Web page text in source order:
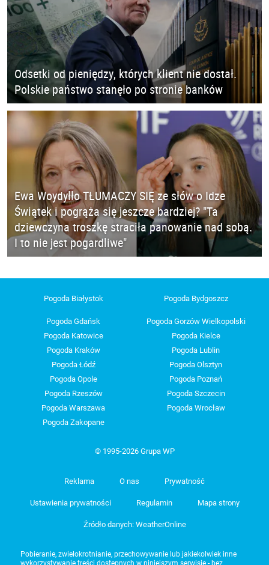
Odsetki od pieniędzy, których klient nie dostał.
Polskie państwo stanęło po stronie banków
Ewa Woydyłło TŁUMACZY SIĘ ze słów o Idze
Świątek i pogrąża się jeszcze bardziej? "Ta
dziewczyna troszkę straciła panowanie nad sobą.
I to nie jest pogardliwe"
Pogoda Białystok Pogoda Bydgoszcz
Pogoda Gdańsk
Pogoda Gorzów Wielkopolski
Pogoda Katowice
Pogoda Kielce
Pogoda Kraków
Pogoda Lublin
Pogoda Łódź
Pogoda Olsztyn
Pogoda Opole
Pogoda Poznań
Pogoda Rzeszów
Pogoda Szczecin
Pogoda Warszawa
Pogoda Wrocław
Pogoda Zakopane
© 1995-2026 Grupa WP
Reklama O nas Prywatność
Ustawienia prywatności Regulamin Mapa strony
Źródło danych: WeatherOnline
Pobieranie, zwielokrotnianie, przechowywanie lub jakiekolwiek inne
wykorzystywanie treści dostępnych w niniejszym serwisie - bez